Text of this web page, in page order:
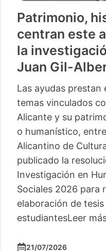
Patrimonio,
centran este
la
Juan Gil-
Las ayudas prestan
temas vinculados
Alicante y su
o humanístico,
Alicantino de
publicado la
Investigación en
Sociales 2026 para
elaboración de
estudiantesLeer
21/07/2026